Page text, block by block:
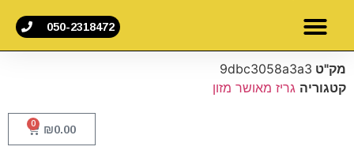
050-2318472
מק"ט 9dbc3058a3a3
קטגוריה גריז מאושר מזון
₪0.00
0